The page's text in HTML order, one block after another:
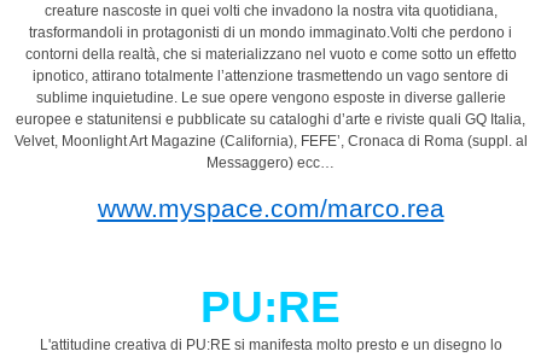
creature nascoste in quei volti che invadono la nostra vita quotidiana,
trasformandoli in protagonisti di un mondo immaginato.Volti che perdono i
contorni della realtà, che si materializzano nel vuoto e come sotto un effetto
ipnotico, attirano totalmente l’attenzione trasmettendo un vago sentore di
sublime inquietudine. Le sue opere vengono esposte in diverse gallerie
europee e statunitensi e pubblicate su cataloghi d’arte e riviste quali GQ Italia,
Velvet, Moonlight Art Magazine (California), FEFE’, Cronaca di Roma (suppl. al
Messaggero) ecc…
www.myspace.com/marco.rea
PU:RE
L'attitudine creativa di PU:RE si manifesta molto presto e un disegno lo